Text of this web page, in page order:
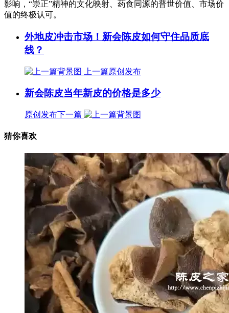
影响，“崇正”精神的文化映射、药食同源的普世价值、市场价
值的终极认可。
外地皮冲击市场！新会陈皮如何守住品质底
线？
上一篇原创发布
新会陈皮当年新皮的价格是多少
原创发布下一篇
猜你喜欢